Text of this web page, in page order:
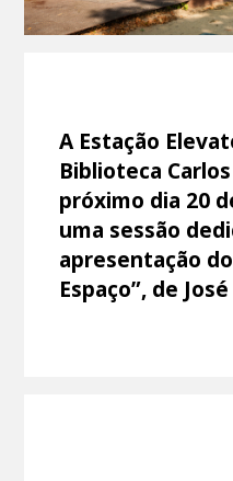
A Estação
Biblioteca
próximo dia 20
uma sessão
apresentação
Espaço”, de